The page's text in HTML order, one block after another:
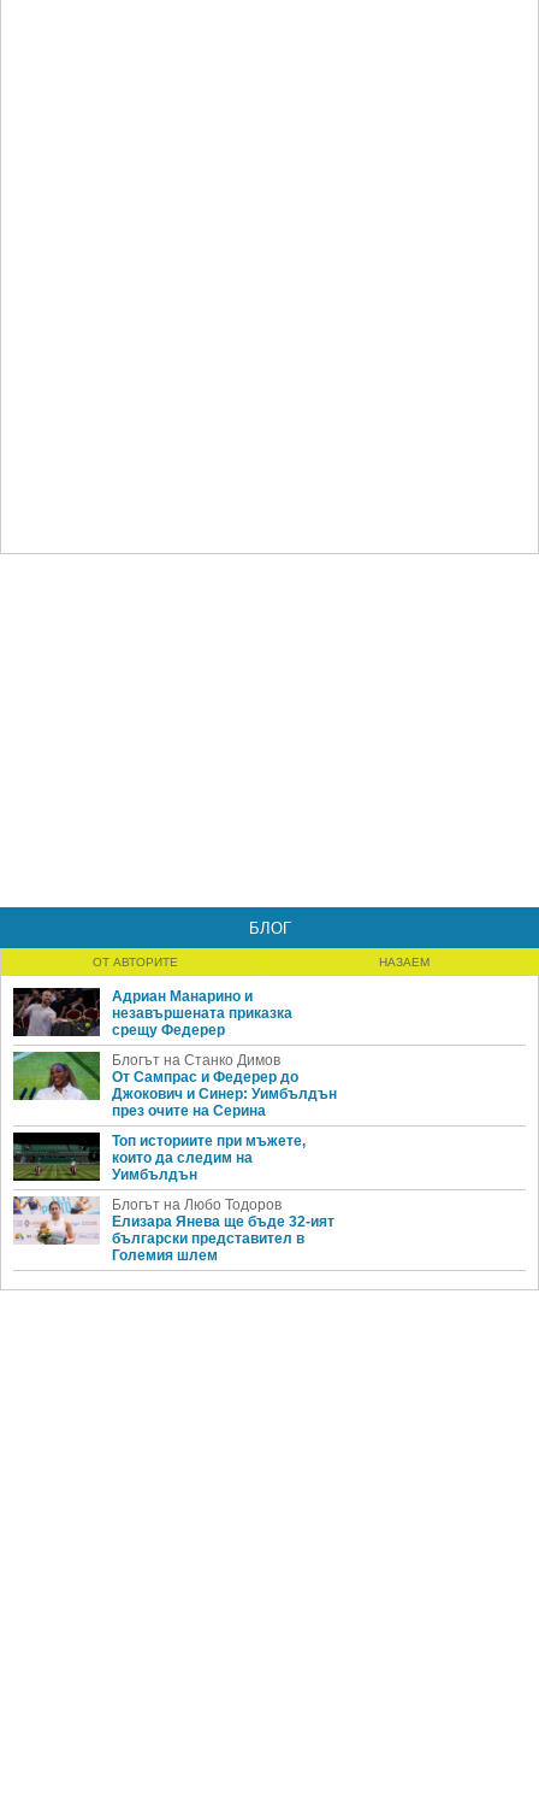
БЛОГ
ОТ АВТОРИТЕ НАЗАЕМ
Адриан Манарино и
незавършената приказка
срещу Федерер
Блогът на Станко Димов
От Сампрас и Федерер до
Джокович и Синер: Уимбълдън
през очите на Серина
Топ историите при мъжете,
които да следим на
Уимбълдън
Блогът на Любо Тодоров
Елизара Янева ще бъде 32-ият
български представител в
Големия шлем